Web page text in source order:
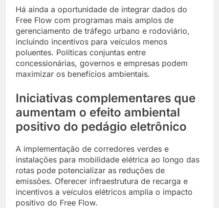
Há ainda a oportunidade de integrar dados do
Free Flow com programas mais amplos de
gerenciamento de tráfego urbano e rodoviário,
incluindo incentivos para veículos menos
poluentes. Políticas conjuntas entre
concessionárias, governos e empresas podem
maximizar os benefícios ambientais.
Iniciativas complementares que
aumentam o efeito ambiental
positivo do pedágio eletrônico
A implementação de corredores verdes e
instalações para mobilidade elétrica ao longo das
rotas pode potencializar as reduções de
emissões. Oferecer infraestrutura de recarga e
incentivos a veículos elétricos amplia o impacto
positivo do Free Flow.